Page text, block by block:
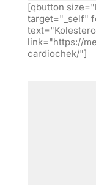
[qbutton
target="_self"
link="https://
cardiochek/"]